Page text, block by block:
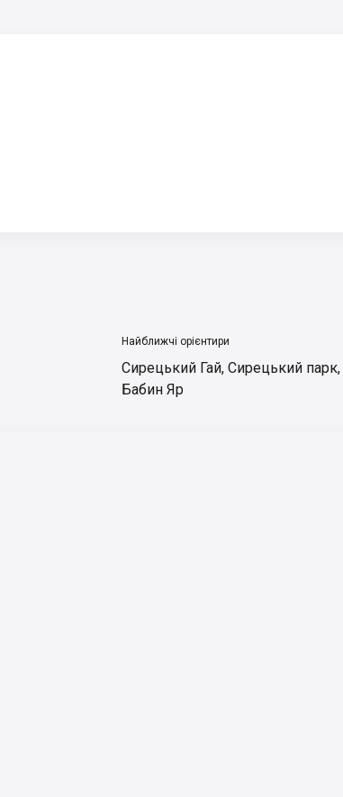
Найближчі орієнтири
Сирецький Гай, Сирецький парк,
Бабин Яр